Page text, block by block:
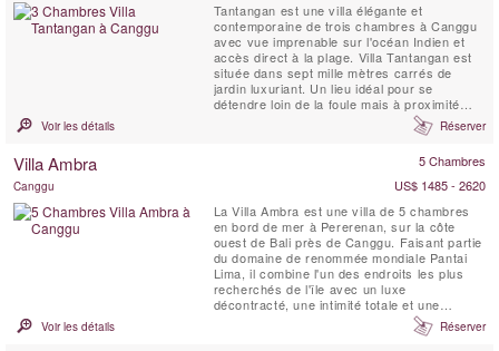
Tantangan est une villa élégante et
contemporaine de trois chambres à Canggu
avec vue imprenable sur l'océan Indien et
accès direct à la plage. Villa Tantangan est
située dans sept mille mètres carrés de
jardin luxuriant. Un lieu idéal pour se
détendre loin de la foule mais à proximité
des principales attractions touristiques de
Bali, y compris le golf Nirwana qui est juste à
Voir les détails Réserver
Villa Ambra 5 Chambres
Canggu
US$ 1485 - 2620
La Villa Ambra est une villa de 5 chambres
en bord de mer à Pererenan, sur la côte
ouest de Bali près de Canggu. Faisant partie
du domaine de renommée mondiale Pantai
Lima, il combine l'un des endroits les plus
recherchés de l'île avec un luxe
décontracté, une intimité totale et une
sérénité totale. Il a même son propre cinéma
privé et une bibliothèque bien garnie avec
Voir les détails Réserver